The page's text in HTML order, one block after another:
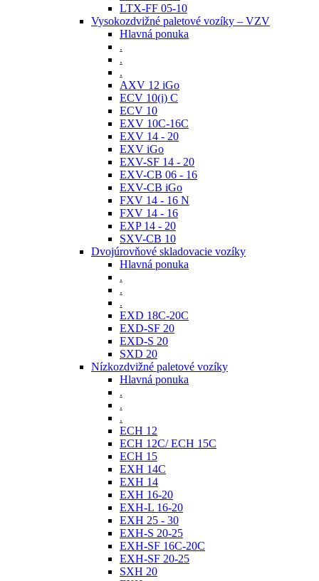
LTX-FF 05-10
Vysokozdvižné paletové vozíky – VZV
Hlavná ponuka
.
.
.
AXV 12 iGo
ECV 10(i) C
ECV 10
EXV 10C-16C
EXV 14 - 20
EXV iGo
EXV-SF 14 - 20
EXV-CB 06 - 16
EXV-CB iGo
FXV 14 - 16 N
FXV 14 - 16
EXP 14 - 20
SXV-CB 10
Dvojúrovňové skladovacie vozíky
Hlavná ponuka
.
.
.
EXD 18C-20C
EXD-SF 20
EXD-S 20
SXD 20
Nízkozdvižné paletové vozíky
Hlavná ponuka
.
.
.
ECH 12
ECH 12C/ ECH 15C
ECH 15
EXH 14C
EXH 14
EXH 16-20
EXH-L 16-20
EXH 25 - 30
EXH-S 20-25
EXH-SF 16C-20C
EXH-SF 20-25
SXH 20